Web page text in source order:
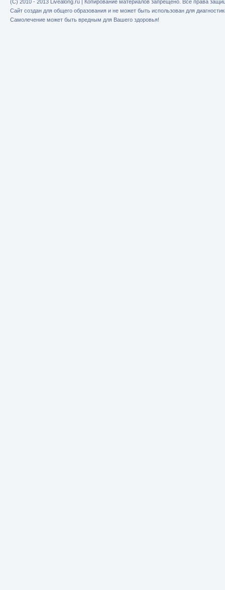
(C) 2010 - 2013 Livealong.ru | Копирование материалов запрещено. Все права
Сайт создан для общего образования и не может быть использован для
Самолечение может быть вредным для Вашего здоровья!